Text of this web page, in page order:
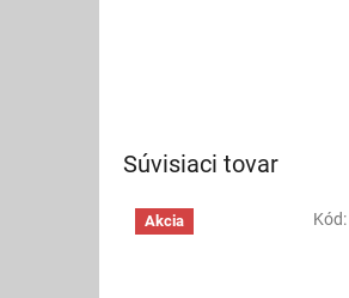
Súvisiaci tovar
Akcia Kód: